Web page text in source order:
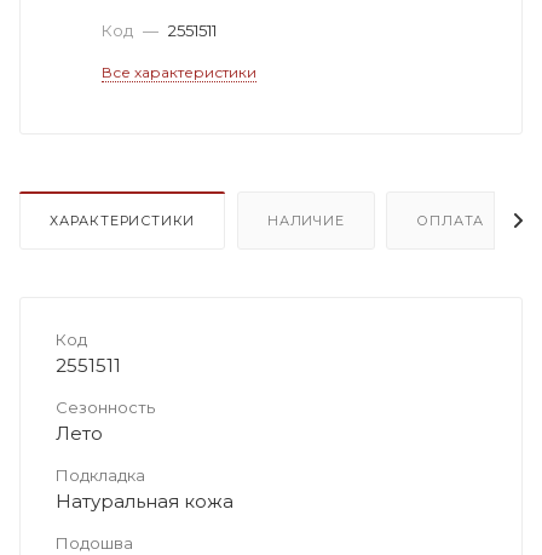
Код — 2551511
Все характеристики
ХАРАКТЕРИСТИКИ НАЛИЧИЕ ОПЛАТА
Код
2551511
Сезонность
Лето
Подкладка
Натуральная кожа
Подошва